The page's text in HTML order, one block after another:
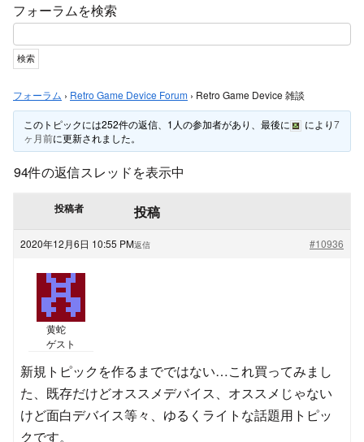
フォーラムを検索
フォーラム › Retro Game Device Forum › Retro Game Device 雑談
このトピックには252件の返信、1人の参加者があり、最後に により7
ヶ月前に更新されました。
94件の返信スレッドを表示中
投稿者 投稿
2020年12月6日 10:55 PM #10936
返信
黄蛇
ゲスト
新規トピックを作るまでではない…これ買ってみまし
た、既存だけどオススメデバイス、オススメじゃない
けど面白デバイス等々、ゆるくライトな話題用トピッ
クです。